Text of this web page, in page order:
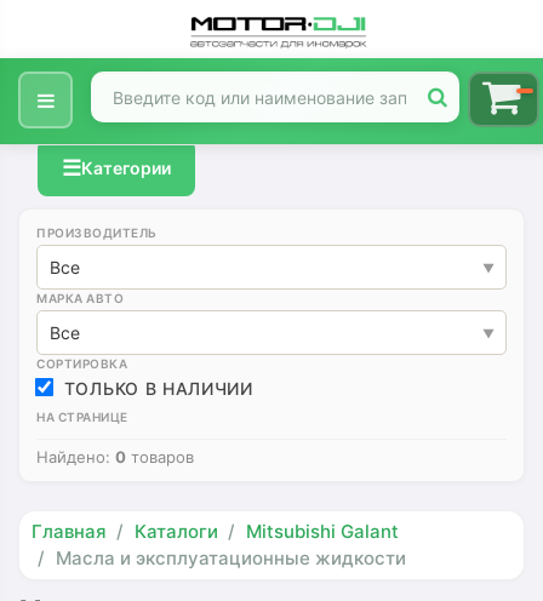
☰Категории
ПРОИЗВОДИТЕЛЬ
Все
МАРКА АВТО
Все
СОРТИРОВКА
ТОЛЬКО В НАЛИЧИИ
НА СТРАНИЦЕ
Найдено: 0 товаров
Главная Каталоги
Mitsubishi Galant
Масла и эксплуатационные жидкости